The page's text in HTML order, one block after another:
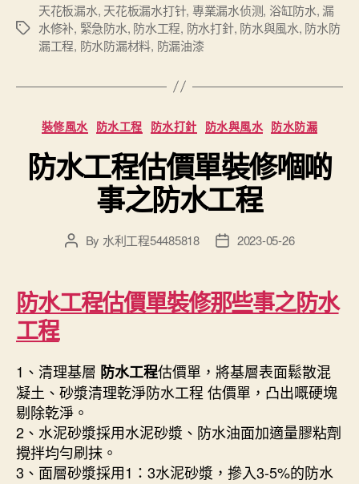
Tags
天花板漏水, 天花板漏水打针, 專業漏水侦测, 浴缸防水, 漏
水修补, 緊急防水, 防水工程, 防水打針, 防水與風水, 防水防
漏工程, 防水防漏材料, 防漏油漆
Categories
裝修風水 防水工程 防水打針 防水與風水 防水防漏
防水工程估價單裝修嗰啲
事之防水工程
PostBy 水利工程54485818
Post2023-05-26
防水工程估價單裝修那些事之防水
工程
1、清理基層 防水工程估價單，將基層表面鬆散混
凝土、砂漿清理乾淨防水工程 估價單，凸出嘅硬塊
剔除乾淨。
2、水泥砂漿採用水泥砂漿、防水油面加適量膠粘劑
攪拌均勻刷抹。
3、面層砂漿採用1：3水泥砂漿，摻入3-5%的防水